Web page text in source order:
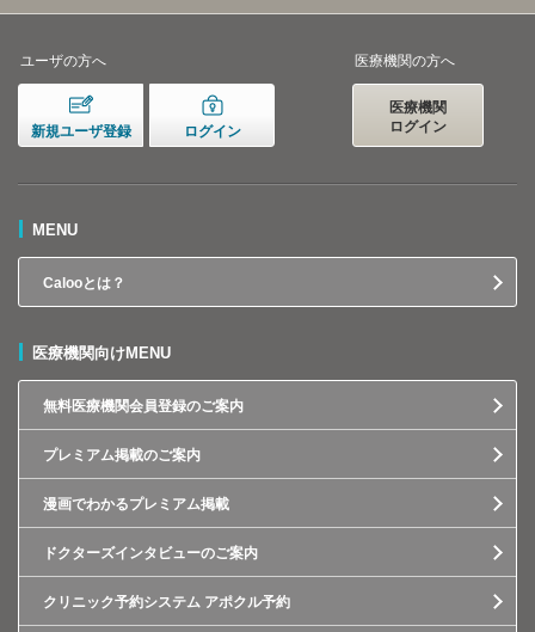
ユーザの方へ
新規ユーザ登録 ログイン
医療機関の方へ
医療機関
ログイン
MENU
Calooとは？
医療機関向けMENU
無料医療機関会員登録のご案内
プレミアム掲載のご案内
漫画でわかるプレミアム掲載
ドクターズインタビューのご案内
クリニック予約システム アポクル予約